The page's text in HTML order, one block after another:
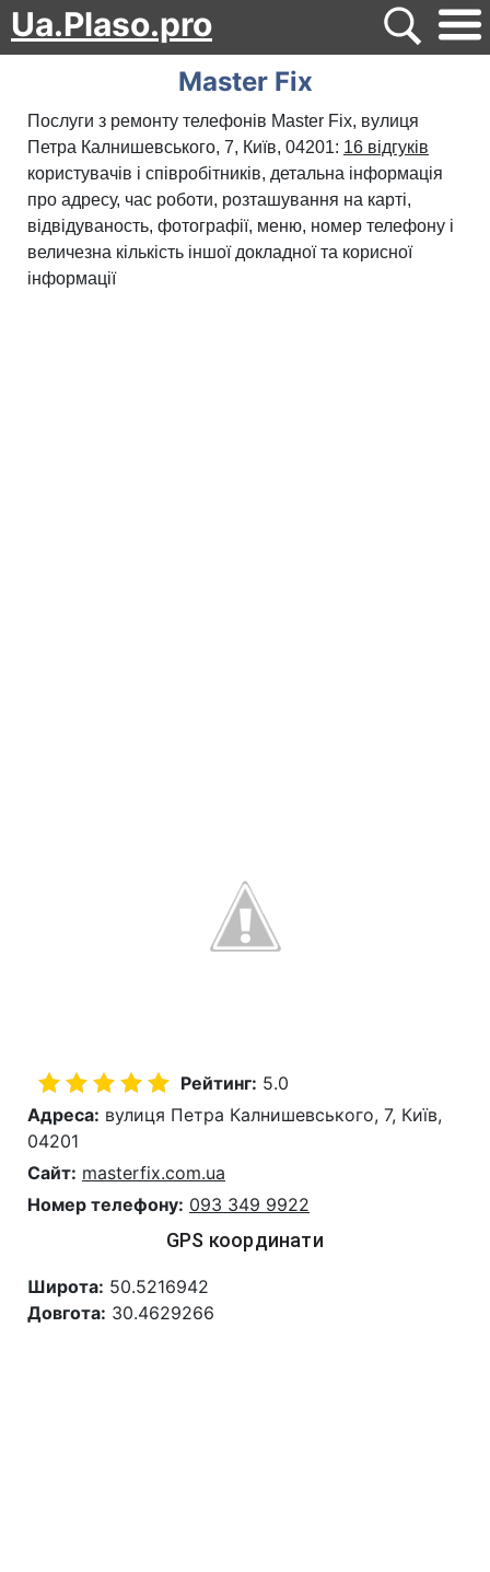
Ua.Plaso.pro
Master Fix
Послуги з ремонту телефонів Master Fix, вулиця
Петра Калнишевського, 7, Київ, 04201: 16 відгуків
користувачів і співробітників, детальна інформація
про адресу, час роботи, розташування на карті,
відвідуваность, фотографії, меню, номер телефону і
величезна кількість іншої докладної та корисної
інформації
Рейтинг: 5.0
Адреса: вулиця Петра Калнишевського, 7, Київ,
04201
Сайт: masterfix.com.ua
Номер телефону: 093 349 9922
GPS координати
Широта: 50.5216942
Довгота: 30.4629266